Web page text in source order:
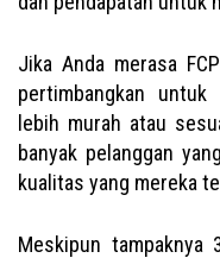
Jika Anda merasa
pertimbangkan untuk
lebih murah atau
banyak pelanggan
kualitas yang mereka
Meskipun tampaknya